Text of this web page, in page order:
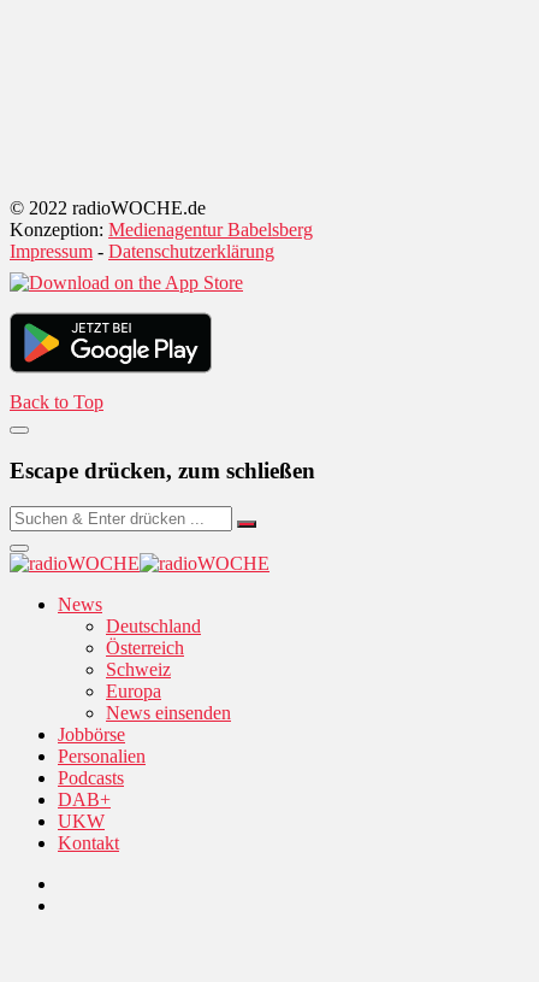
© 2022 radioWOCHE.de
Konzeption: Medienagentur Babelsberg
Impressum - Datenschutzerklärung
Back to Top
Escape drücken, zum schließen
News
Deutschland
Österreich
Schweiz
Europa
News einsenden
Jobbörse
Personalien
Podcasts
DAB+
UKW
Kontakt